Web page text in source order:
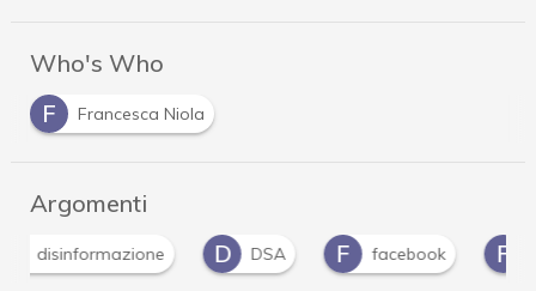
Who's Who
F
Francesca Niola
Argomenti
D
DSA F facebook F fake news M